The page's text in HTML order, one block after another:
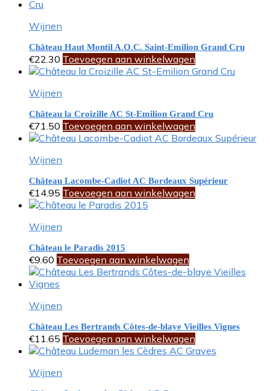
Wijnen
Château Haut Montil A.O.C. Saint-Emilion Grand Cru
€22.30 Toevoegen aan winkelwagen
Wijnen
Château la Croizille AC St-Emilion Grand Cru
€71.50 Toevoegen aan winkelwagen
Wijnen
Château Lacombe-Cadiot AC Bordeaux Supérieur
€14.95 Toevoegen aan winkelwagen
Wijnen
Château le Paradis 2015
€9.60 Toevoegen aan winkelwagen
Wijnen
Château Les Bertrands Côtes-de-blaye Vieilles Vignes
€11.65 Toevoegen aan winkelwagen
Wijnen